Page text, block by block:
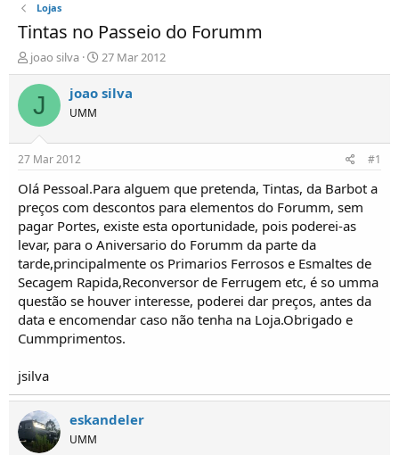
Lojas
Tintas no Passeio do Forumm
I
n
i
i
d
o
r
e
T
ó
p
i
c
o
s
joao silva
D
a
t
í
i
o
27 Mar 2012
J joao silva
UMM
27 Mar 2012 #1
Olá Pessoal.Para alguem que pretenda, Tintas, da Barbot a
preços com descontos para elementos do Forumm, sem
pagar Portes, existe esta oportunidade, pois poderei-as
levar, para o Aniversario do Forumm da parte da
tarde,principalmente os Primarios Ferrosos e Esmaltes de
Secagem Rapida,Reconversor de Ferrugem etc, é so umma
questão se houver interesse, poderei dar preços, antes da
data e encomendar caso não tenha na Loja.Obrigado e
Cummprimentos.
jsilva
eskandeler
UMM